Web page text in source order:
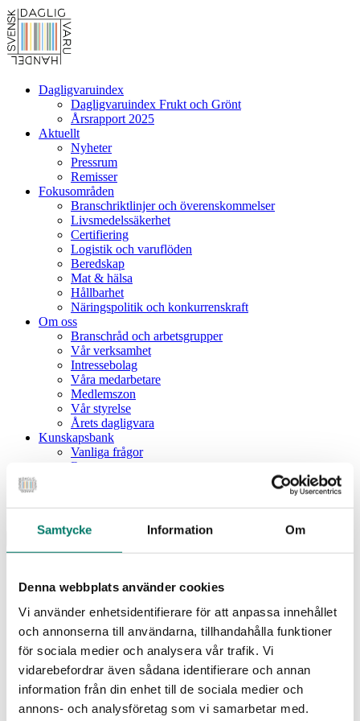
Samtycke Information Om
Denna webbplats använder cookies
Vi använder enhetsidentifierare för att anpassa innehållet
och annonserna till användarna, tillhandahålla funktioner
för sociala medier och analysera vår trafik. Vi
vidarebefordrar även sådana identifierare och annan
information från din enhet till de sociala medier och
annons- och analysföretag som vi samarbetar med.
Dagligvaruindex
Dagligvaruindex Frukt och Grönt
Årsrapport 2025
Aktuellt
Nyheter
Pressrum
Remisser
Fokusområden
Branschriktlinjer och överenskommelser
Livsmedelssäkerhet
Certifiering
Logistik och varuflöden
Beredskap
Mat & hälsa
Hållbarhet
Näringspolitik och konkurrenskraft
Om oss
Branschråd och arbetsgrupper
Vår verksamhet
Intressebolag
Våra medarbetare
Medlemszon
Vår styrelse
Årets dagligvara
Kunskapsbank
Vanliga frågor
Rapporter
Moms på livsmedel
Dagligvaruindex Frukt och Grönt
Årsrapport 2025
Aktuellt
Nyheter
Pressrum
Remisser
Fokusområden
Branschriktlinjer och överenskommelser
Livsmedelssäkerhet